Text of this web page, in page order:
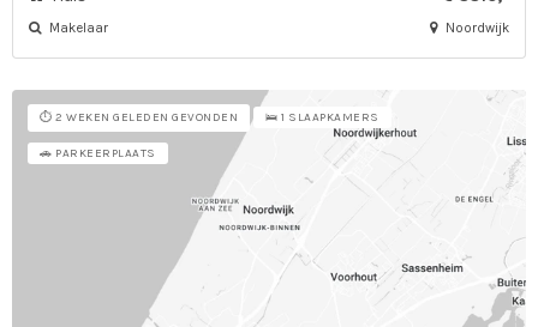
Makelaar Noordwijk
⏱️ 2 WEKEN GELEDEN GEVONDEN 🛌 1 SLAAPKAMERS
🚗 PARKEERPLAATS